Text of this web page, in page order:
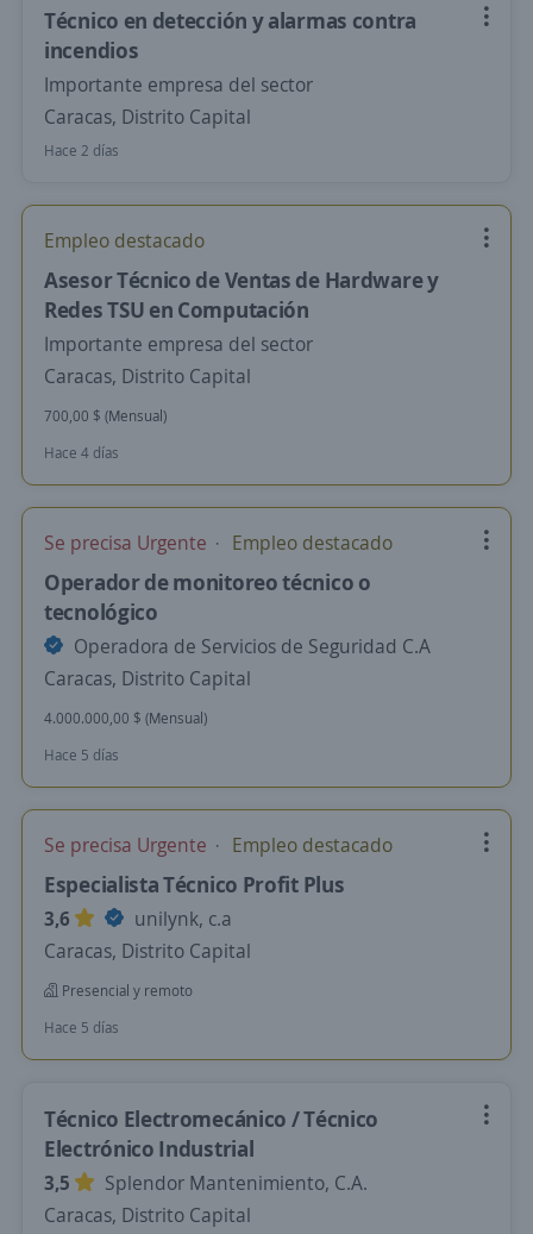
Técnico en detección y alarmas contra
incendios
Importante empresa del sector
Caracas, Distrito Capital
Hace 2 días
Empleo destacado
Asesor Técnico de Ventas de Hardware y
Redes TSU en Computación
Importante empresa del sector
Caracas, Distrito Capital
700,00 $ (Mensual)
Hace 4 días
Se precisa Urgente Empleo destacado
Operador de monitoreo técnico o
tecnológico
Operadora de Servicios de Seguridad C.A
Caracas, Distrito Capital
4.000.000,00 $ (Mensual)
Hace 5 días
Se precisa Urgente Empleo destacado
Especialista Técnico Profit Plus
3,6
unilynk, c.a
Caracas, Distrito Capital
Presencial y remoto
Hace 5 días
Técnico Electromecánico / Técnico
Electrónico Industrial
3,5
Splendor Mantenimiento, C.A.
Caracas, Distrito Capital